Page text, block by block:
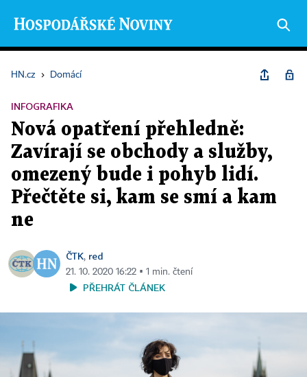
HN.cz › Domácí
INFOGRAFIKA
Nová opatření přehledně:
Zavírají se obchody a služby,
omezený bude i pohyb lidí.
Přečtěte si, kam se smí a kam
ne
ČTK, red
21. 10. 2020 16:22 ▪ 1 min. čtení
PŘEHRÁT ČLÁNEK